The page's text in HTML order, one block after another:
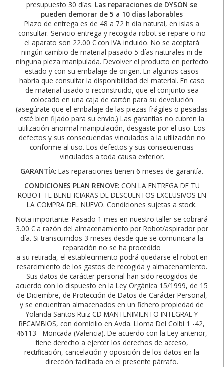
presupuesto 30 días. Las reparaciones de DYSON se
pueden demorar de 5 a 10 dias laborables
Plazo de entrega es de 48 a 72 h día natural, en islas a
consultar. Servicio entrega y recogida robot se repare o no
el aparato son 22.00 € con IVA incluido. No se aceptará
ningún cambio de material pasado 5 días naturales ni de
ninguna pieza manipulada. Devolver el producto en perfecto
estado y con su embalaje de origen. En algunos casos
habría que consultar la disponibilidad del material. En caso
de material usado o reconstruido, que el conjunto sea
colocado en una caja de cartón para su devolución
(asegúrate que el embalaje de las piezas frágiles o pesadas
esté bien fijado para su envío.) Las garantías no cubren la
utilización anormal manipulación, desgaste por el uso. Los
defectos y sus consecuencias vinculados a la utilización no
conforme al uso. Los defectos y sus consecuencias
vinculados a toda causa exterior.
GARANTÍA: Las reparaciones tienen 6 meses de garantía.
CONDICIONES PLAN RENOVE:CON LA ENTREGA DE TU
ROBOT TE BENEFICIARAS DE DESCUENTOS EXCLUSIVOS EN
LA COMPRA DEL NUEVO. Condiciones sujetas a stock.
Nota importante: Pasado 1 mes en nuestro taller se cobrará
3.00 € a razón del almacenamiento por Robot/aspirador por
día. Si transcurridos 3 meses desde que se comunicara la
reparación no se ha procedido
a su retirada, el establecimiento podrá quedarse el robot en
resarcimiento de los gastos de recogida y almacenamiento.
Sus datos de carácter personal han sido recogidos de
acuerdo con lo dispuesto en la Ley Orgánica 15/1999, de 15
de Diciembre, de Protección de Datos de Carácter Personal,
y se encuentran almacenados en un fichero propiedad de
Yolanda Santos Ruiz CD MANTENIMIENTO INTEGRAL Y
RECAMBIOS, con domicilio en Avda. Lloma Del Colbi 1 -42,
46113 - Moncada (Valencia). De acuerdo con la Ley anterior,
tiene derecho a ejercer los derechos de acceso,
rectificación, cancelación y oposición de los datos en la
dirección facilitada en el presente párrafo.